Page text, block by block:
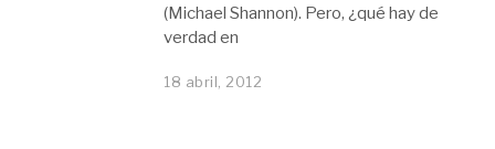
(Michael Shannon). Pero, ¿qué hay de
verdad en
18 abril, 2012